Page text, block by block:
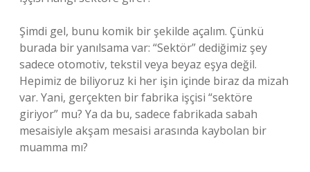
Şimdi gel, bunu komik bir şekilde açalım. Çünkü
burada bir yanılsama var: “Sektör” dediğimiz şey
sadece otomotiv, tekstil veya beyaz eşya değil.
Hepimiz de biliyoruz ki her işin içinde biraz da mizah
var. Yani, gerçekten bir fabrika işçisi “sektöre
giriyor” mu? Ya da bu, sadece fabrikada sabah
mesaisiyle akşam mesaisi arasında kaybolan bir
muamma mı?